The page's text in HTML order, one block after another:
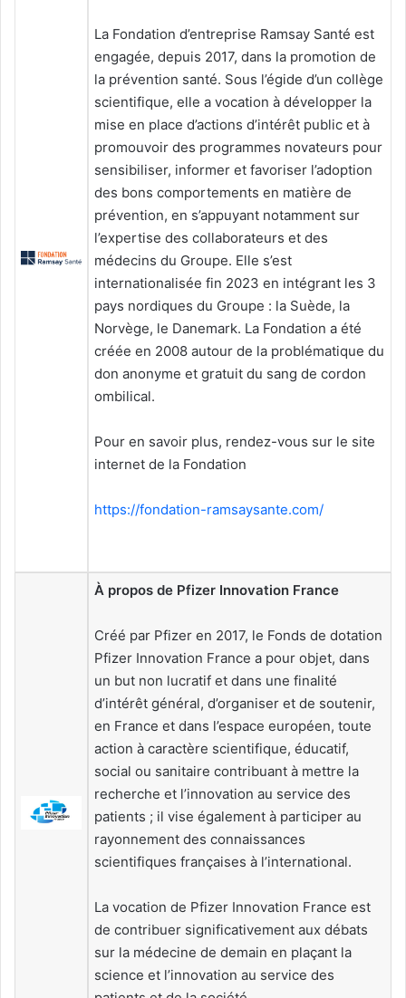
La Fondation d’entreprise Ramsay Santé est
engagée, depuis 2017, dans la promotion de
la prévention santé. Sous l’égide d’un collège
scientifique, elle a vocation à développer la
mise en place d’actions d’intérêt public et à
promouvoir des programmes novateurs pour
sensibiliser, informer et favoriser l’adoption
des bons comportements en matière de
prévention, en s’appuyant notamment sur
l’expertise des collaborateurs et des
médecins du Groupe. Elle s’est
internationalisée fin 2023 en intégrant les 3
pays nordiques du Groupe : la Suède, la
Norvège, le Danemark. La Fondation a été
créée en 2008 autour de la problématique du
don anonyme et gratuit du sang de cordon
ombilical.
Pour en savoir plus, rendez-vous sur le site
internet de la Fondation
https://fondation-ramsaysante.com/
À propos de Pfizer Innovation France
Créé par Pfizer en 2017, le Fonds de dotation
Pfizer Innovation France a pour objet, dans
un but non lucratif et dans une finalité
d’intérêt général, d’organiser et de soutenir,
en France et dans l’espace européen, toute
action à caractère scientifique, éducatif,
social ou sanitaire contribuant à mettre la
recherche et l’innovation au service des
patients ; il vise également à participer au
rayonnement des connaissances
scientifiques françaises à l’international.
La vocation de Pfizer Innovation France est
de contribuer significativement aux débats
sur la médecine de demain en plaçant la
science et l’innovation au service des